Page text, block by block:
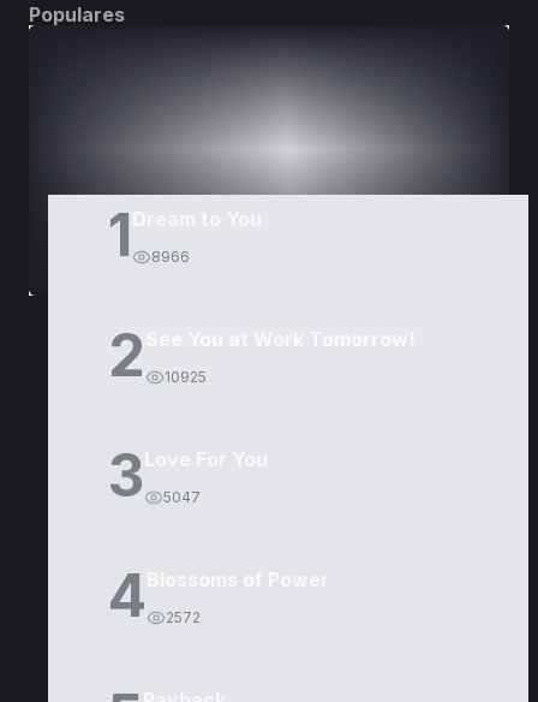
Populares
1 8966
2 10925
3 5047
4 2572